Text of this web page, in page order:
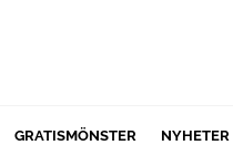
GRATISMÖNSTER NYHETER